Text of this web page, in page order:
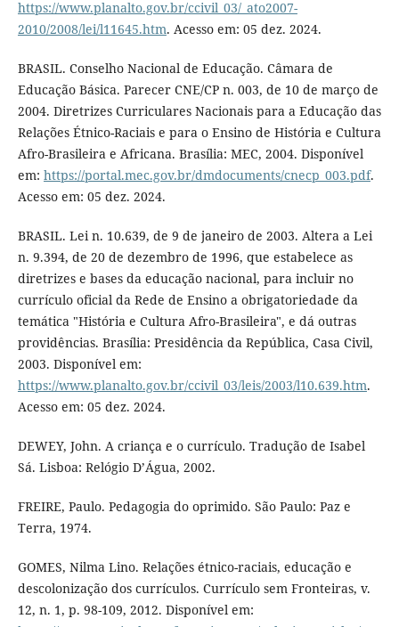
https://www.planalto.gov.br/ccivil_03/_ato2007-
2010/2008/lei/l11645.htm. Acesso em: 05 dez. 2024.
BRASIL. Conselho Nacional de Educação. Câmara de
Educação Básica. Parecer CNE/CP n. 003, de 10 de março de
2004. Diretrizes Curriculares Nacionais para a Educação das
Relações Étnico-Raciais e para o Ensino de História e Cultura
Afro-Brasileira e Africana. Brasília: MEC, 2004. Disponível
em: https://portal.mec.gov.br/dmdocuments/cnecp_003.pdf.
Acesso em: 05 dez. 2024.
BRASIL. Lei n. 10.639, de 9 de janeiro de 2003. Altera a Lei
n. 9.394, de 20 de dezembro de 1996, que estabelece as
diretrizes e bases da educação nacional, para incluir no
currículo oficial da Rede de Ensino a obrigatoriedade da
temática "História e Cultura Afro-Brasileira", e dá outras
providências. Brasília: Presidência da República, Casa Civil,
2003. Disponível em:
https://www.planalto.gov.br/ccivil_03/leis/2003/l10.639.htm.
Acesso em: 05 dez. 2024.
DEWEY, John. A criança e o currículo. Tradução de Isabel
Sá. Lisboa: Relógio D’Água, 2002.
FREIRE, Paulo. Pedagogia do oprimido. São Paulo: Paz e
Terra, 1974.
GOMES, Nilma Lino. Relações étnico-raciais, educação e
descolonização dos currículos. Currículo sem Fronteiras, v.
12, n. 1, p. 98-109, 2012. Disponível em: